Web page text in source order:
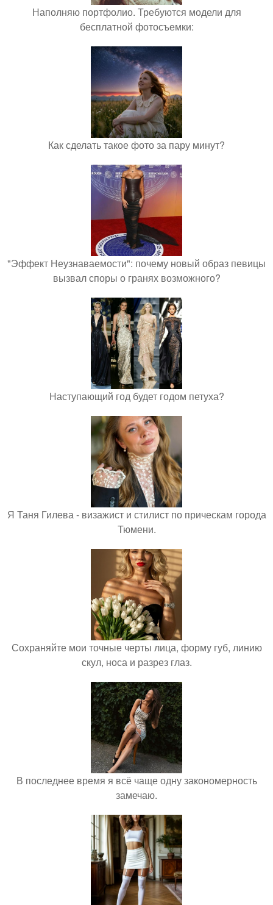
Наполняю портфолио. Требуются модели для
бесплатной фотосъемки:
Как сделать такое фото за пару минут?
"Эффект Неузнаваемости": почему новый образ певицы
вызвал споры о гранях возможного?
Наступающий год будет годом петуха?
Я Таня Гилева - визажист и стилист по прическам города
Тюмени.
Сохраняйте мои точные черты лица, форму губ, линию
скул, носа и разрез глаз.
В последнее время я всё чаще одну закономерность
замечаю.